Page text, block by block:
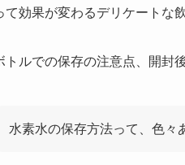
効果が変わるデリケートな
ルでの保存の注意点、開封
水素水の保存方法って、色々